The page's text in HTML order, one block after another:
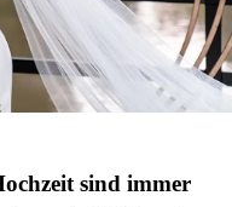
sind immer